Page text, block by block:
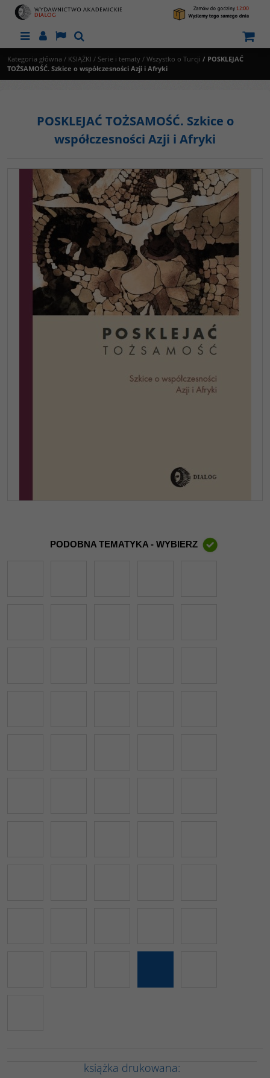
MenuPanelLangSzukaj
Kategoria główna / KSIĄŻKI / Serie i tematy / Wszystko o Turcji / POSKLEJAĆ
TOŻSAMOŚĆ. Szkice o współczesności Azji i Afryki
POSKLEJAĆ TOŻSAMOŚĆ. Szkice o
współczesności Azji i Afryki
PODOBNA TEMATYKA - WYBIERZ
książka drukowana: